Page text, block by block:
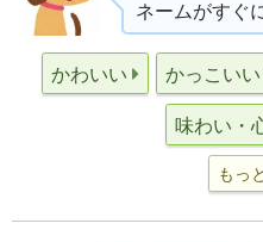
ネームがすぐ
かわいい かっこいい
味わい・
もっ